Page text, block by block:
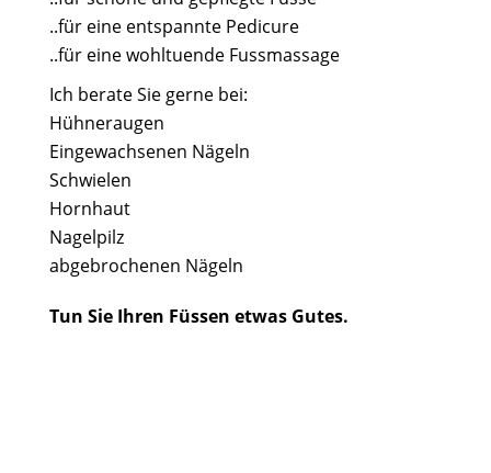
..für eine entspannte Pedicure
..für eine wohltuende Fussmassage
Ich berate Sie gerne bei:
Hühneraugen
Eingewachsenen Nägeln
Schwielen
Hornhaut
Nagelpilz
abgebrochenen Nägeln
Tun Sie Ihren Füssen etwas Gutes.